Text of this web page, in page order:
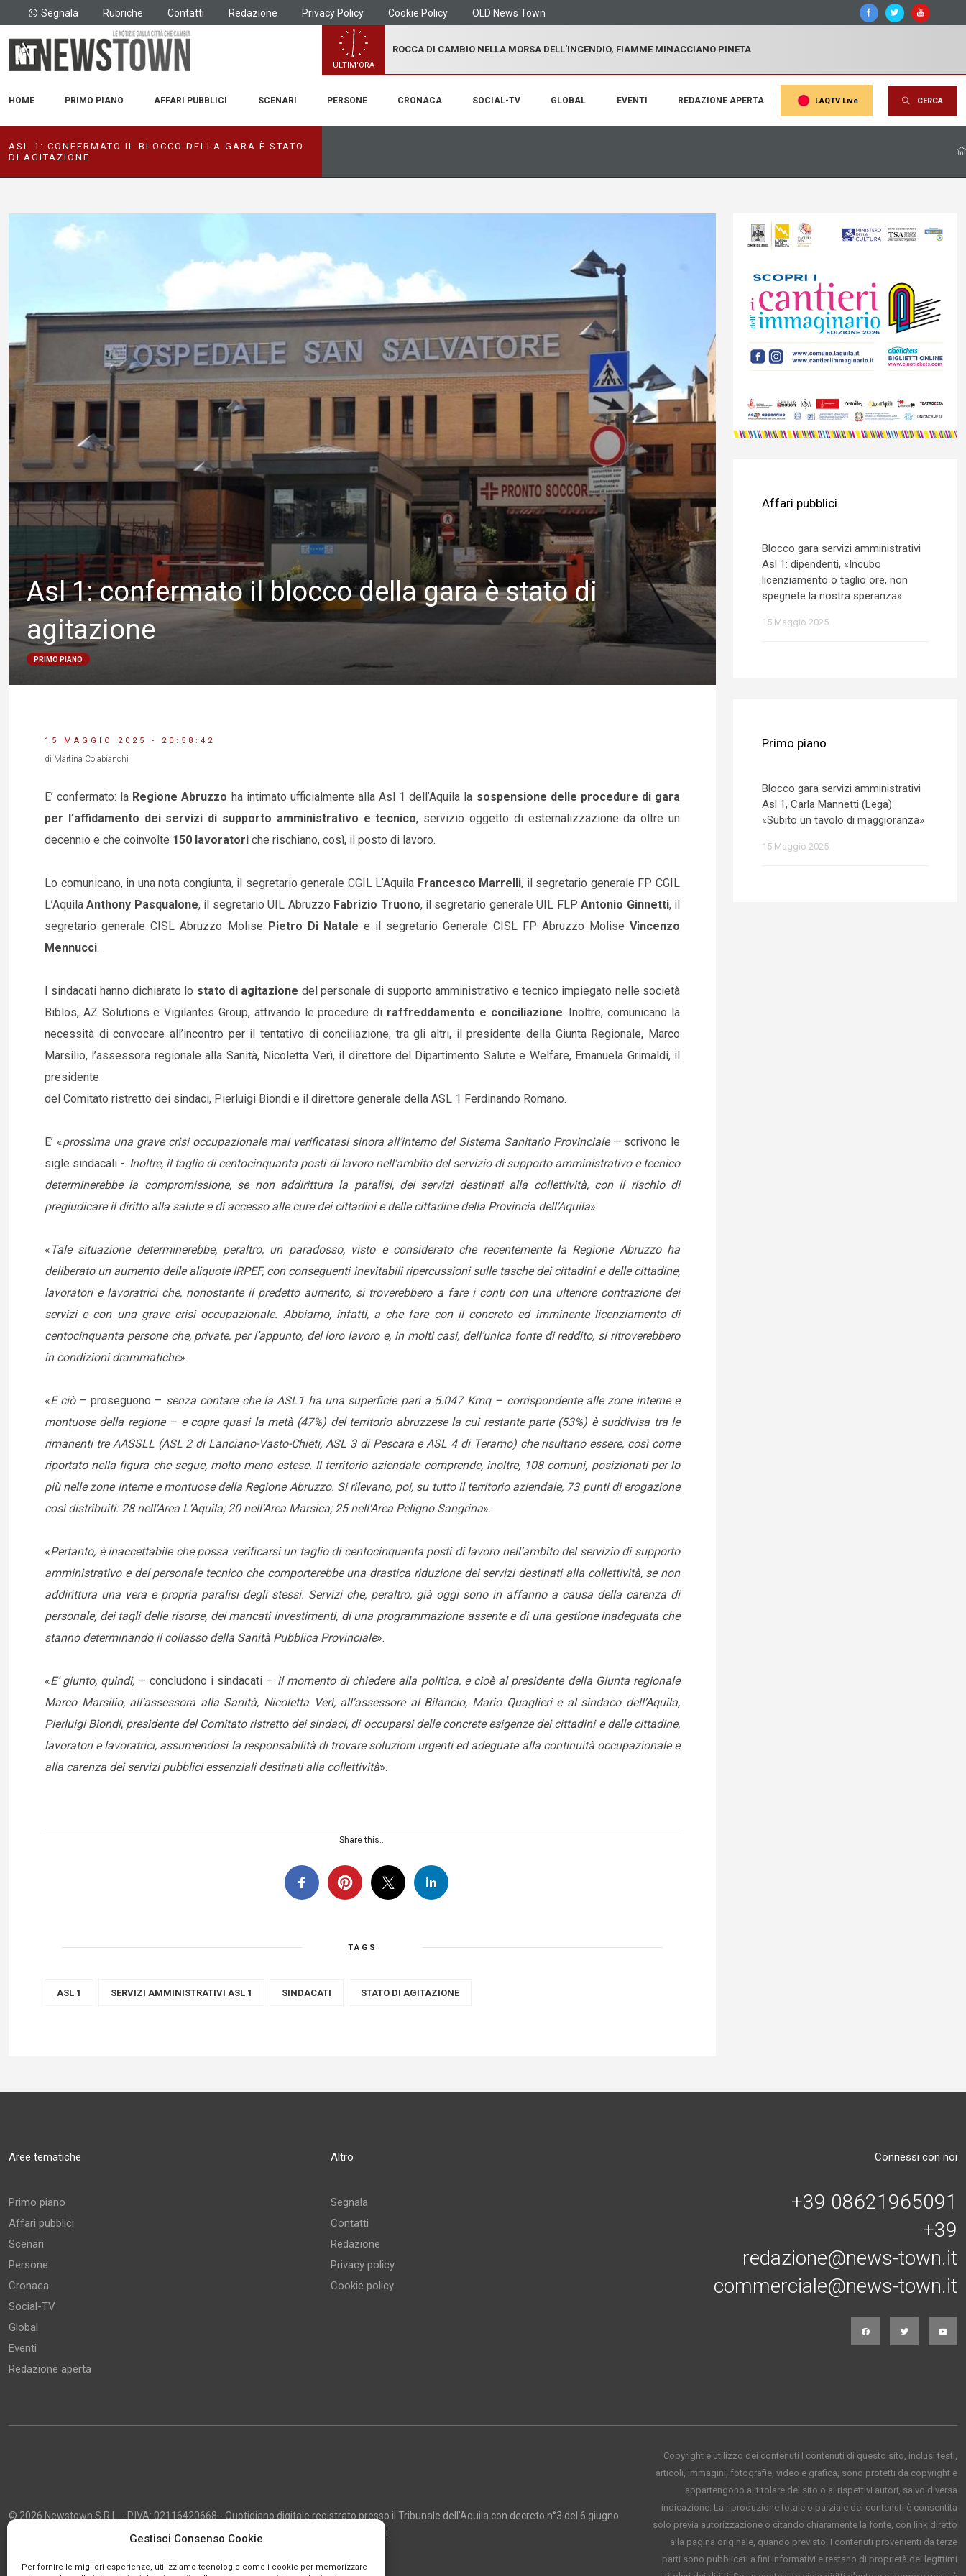
Gestisci Consenso Cookie
Per fornire le migliori esperienze, utilizziamo tecnologie come i cookie per memorizzare
Segnala Rubriche Contatti Redazione Privacy Policy Cookie Policy OLD News Town
ULTIM'ORA
ROCCA DI CAMBIO NELLA MORSA DELL'INCENDIO, FIAMME MINACCIANO PINETA
HOME PRIMO PIANO AFFARI PUBBLICI SCENARI PERSONE CRONACA SOCIAL-TV GLOBAL EVENTI REDAZIONE APERTA LAQTV Live CERCA
ASL 1: CONFERMATO IL BLOCCO DELLA GARA È STATO
DI AGITAZIONE
Asl 1: confermato il blocco della gara è stato di
agitazione
PRIMO PIANO
15 MAGGIO 2025 - 20:58:42
di Martina Colabianchi
E’ confermato: la Regione Abruzzo ha intimato ufficialmente alla Asl 1 dell’Aquila la sospensione delle procedure di gara
per l’affidamento dei servizi di supporto amministrativo e tecnico, servizio oggetto di esternalizzazione da oltre un
decennio e che coinvolte 150 lavoratori che rischiano, così, il posto di lavoro.
Lo comunicano, in una nota congiunta, il segretario generale CGIL L’Aquila Francesco Marrelli, il segretario generale FP CGIL
L’AquilaAnthony Pasqualone, il segretario UIL Abruzzo Fabrizio Truono, il segretario generale UIL FLPAntonio Ginnetti, il
segretario generale CISL Abruzzo Molise Pietro Di Natale e il segretario Generale CISL FP Abruzzo Molise Vincenzo
Mennucci.
I sindacati hanno dichiarato lo stato di agitazione del personale di supporto amministrativo e tecnico impiegato nelle società
Biblos, AZ Solutions e Vigilantes Group, attivando le procedure di raffreddamento e conciliazione. Inoltre, comunicano la
necessità di convocare all’incontro per il tentativo di conciliazione, tra gli altri, il presidente della Giunta Regionale, Marco
Marsilio, l’assessora regionale alla Sanità, Nicoletta Verì, il direttore del Dipartimento Salute e Welfare, Emanuela Grimaldi, il
presidente
del Comitato ristretto dei sindaci, Pierluigi Biondi e il direttore generale della ASL 1 Ferdinando Romano.
E’ «prossima una grave crisi occupazionale mai verificatasi sinora all’interno del Sistema Sanitario Provinciale– scrivono le
sigle sindacali -. Inoltre, il taglio di centocinquanta posti di lavoro nell’ambito del servizio di supporto amministrativo e tecnico
determinerebbe la compromissione, se non addirittura la paralisi, dei servizi destinati alla collettività, con il rischio di
pregiudicare il diritto alla salute e di accesso alle cure dei cittadini e delle cittadine della Provincia dell’Aquila».
« Tale situazione determinerebbe, peraltro, un paradosso, visto e considerato che recentemente la Regione Abruzzo ha
deliberato un aumento delle aliquote IRPEF, con conseguenti inevitabili ripercussioni sulle tasche dei cittadini e delle cittadine,
lavoratori e lavoratrici che, nonostante il predetto aumento, si troverebbero a fare i conti con una ulteriore contrazione dei
servizi e con una grave crisi occupazionale. Abbiamo, infatti, a che fare con il concreto ed imminente licenziamento di
centocinquanta persone che, private, per l’appunto, del loro lavoro e, in molti casi, dell’unica fonte di reddito, si ritroverebbero
in condizioni drammatiche».
«E ciò – proseguono – senza contare che la ASL1 ha una superficie pari a 5.047 Kmq – corrispondente alle zone interne e
montuose della regione – e copre quasi la metà (47%) del territorio abruzzese la cui restante parte (53%) è suddivisa tra le
rimanenti tre AASSLL (ASL 2 di Lanciano-Vasto-Chieti, ASL 3 di Pescara e ASL 4 di Teramo) che risultano essere, così come
riportato nella figura che segue, molto meno estese. Il territorio aziendale comprende, inoltre, 108 comuni, posizionati per lo
più nelle zone interne e montuose della Regione Abruzzo. Si rilevano, poi, su tutto il territorio aziendale, 73 punti di erogazione
così distribuiti: 28 nell’Area L’Aquila; 20 nell’Area Marsica; 25 nell’Area Peligno Sangrina».
«Pertanto, è inaccettabile che possa verificarsi un taglio di centocinquanta posti di lavoro nell’ambito del servizio di supporto
amministrativo e del personale tecnico che comporterebbe una drastica riduzione dei servizi destinati alla collettività, se non
addirittura una vera e propria paralisi degli stessi. Servizi che, peraltro, già oggi sono in affanno a causa della carenza di
personale, dei tagli delle risorse, dei mancati investimenti, di una programmazione assente e di una gestione inadeguata che
stanno determinando il collasso della Sanità Pubblica Provinciale».
«E’ giunto, quindi, – concludono i sindacati – il momento di chiedere alla politica, e cioè al presidente della Giunta regionale
Marco Marsilio, all’assessora alla Sanità, Nicoletta Verì, all’assessore al Bilancio, Mario Quaglieri e al sindaco dell’Aquila,
Pierluigi Biondi, presidente del Comitato ristretto dei sindaci, di occuparsi delle concrete esigenze dei cittadini e delle cittadine,
lavoratori e lavoratrici, assumendosi la responsabilità di trovare soluzioni urgenti ed adeguate alla continuità occupazionale e
alla carenza dei servizi pubblici essenziali destinati alla collettività».
Share this...
TAGS
ASL 1 SERVIZI AMMINISTRATIVI ASL 1 SINDACATI STATO DI AGITAZIONE
Affari pubblici
Blocco gara servizi amministrativi
Asl 1: dipendenti, «Incubo
licenziamento o taglio ore, non
spegnete la nostra speranza»
15 Maggio 2025
Primo piano
Blocco gara servizi amministrativi
Asl 1, Carla Mannetti (Lega):
«Subito un tavolo di maggioranza»
15 Maggio 2025
Aree tematiche
Primo piano
Affari pubblici
Scenari
Persone
Cronaca
Social-TV
Global
Eventi
Redazione aperta
Altro
Segnala
Contatti
Redazione
Privacy policy
Cookie policy
Connessi con noi
+39 08621965091
+39
redazione@news-town.it
commerciale@news-town.it
© 2026 Newstown S.R.L. - P.IVA: 02116420668 - Quotidiano digitale registrato presso il Tribunale dell'Aquila con decreto n°3 del 6 giugno
2013 - Direttore Responsabile: Giustino Masciocco - Capo Redattore: Marco Giancarli
Copyright e utilizzo dei contenuti I contenuti di questo sito, inclusi testi,
articoli, immagini, fotografie, video e grafica, sono protetti da copyright e
appartengono al titolare del sito o ai rispettivi autori, salvo diversa
indicazione. La riproduzione totale o parziale dei contenuti è consentita
solo previa autorizzazione o citando chiaramente la fonte, con link diretto
alla pagina originale, quando previsto. I contenuti provenienti da terze
parti sono pubblicati a fini informativi e restano di proprietà dei legittimi